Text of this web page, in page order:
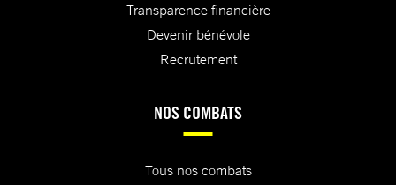
Transparence financière
Devenir bénévole
Recrutement
NOS COMBATS
Tous nos combats